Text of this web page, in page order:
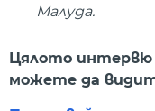
Малуда.
Цялото интервю
можете да